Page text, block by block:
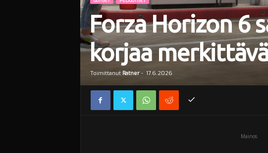
Forza Horizon 6
korjaa
Toimittanut Ratner- 17.6.2026
Mainos